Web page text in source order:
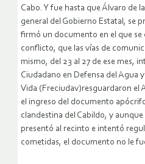
Cabo. Y fue hasta que Álvaro de
general del Gobierno Estatal, se
firmó un documento en el que se
conflicto, que las vías de
mismo, del 23 al 27 de ese mes,
Ciudadano en Defensa del Agua y
Vida (Freciudav)resguardaron el
el ingreso del documento
clandestina del Cabildo, y
presentó al recinto e intentó
cometidas, el documento no le